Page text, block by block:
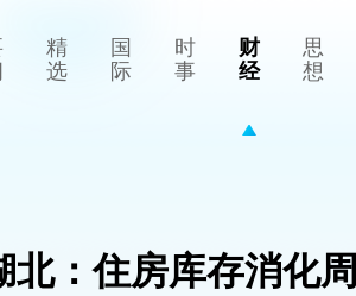
精
选
国
际
时
事
财
经
思
想
北：住房库存消化